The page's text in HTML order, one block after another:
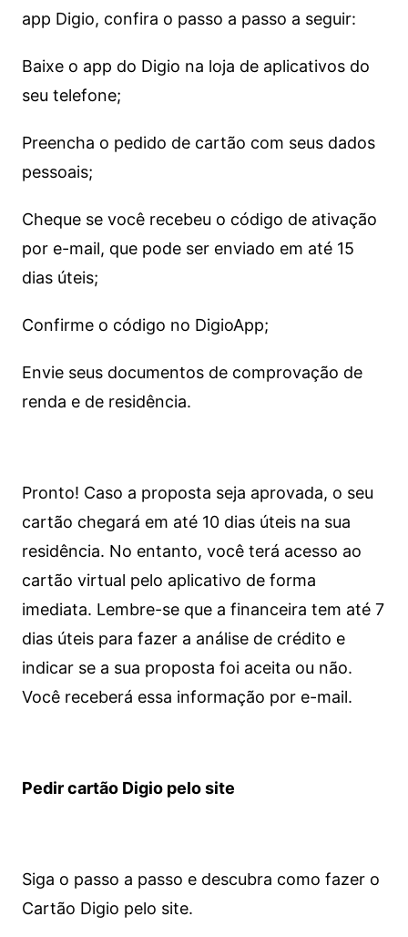
app Digio, confira o passo a passo a seguir:
Baixe o app do Digio na loja de aplicativos do
seu telefone;
Preencha o pedido de cartão com seus dados
pessoais;
Cheque se você recebeu o código de ativação
por e-mail, que pode ser enviado em até 15
dias úteis;
Confirme o código no DigioApp;
Envie seus documentos de comprovação de
renda e de residência.
Pronto! Caso a proposta seja aprovada, o seu
cartão chegará em até 10 dias úteis na sua
residência. No entanto, você terá acesso ao
cartão virtual pelo aplicativo de forma
imediata. Lembre-se que a financeira tem até 7
dias úteis para fazer a análise de crédito e
indicar se a sua proposta foi aceita ou não.
Você receberá essa informação por e-mail.
Pedir cartão Digio pelo site
Siga o passo a passo e descubra como fazer o
Cartão Digio pelo site.